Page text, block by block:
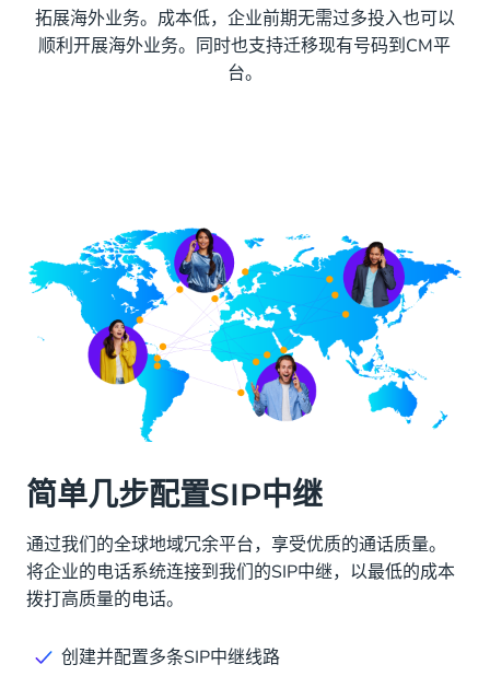
拓展海外业务。成本低，企业前期无需过多投入也可以
顺利开展海外业务。同时也支持迁移现有号码到CM平
台。
简单几步配置SIP中继
通过我们的全球地域冗余平台，享受优质的通话质量。
将企业的电话系统连接到我们的SIP中继，以最低的成本
拨打高质量的电话。
创建并配置多条SIP中继线路